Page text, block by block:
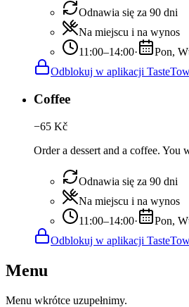
Odnawia się za 90 dni
Na miejscu i na wynos
11:00–14:00· Pon,
Odblokuj w aplikacji
Coffee
−65 Kč
Order a dessert and a coffee. You
Odnawia się za 90 dni
Na miejscu i na wynos
11:00–14:00· Pon,
Odblokuj w aplikacji
Menu
Menu wkrótce uzupełnimy.